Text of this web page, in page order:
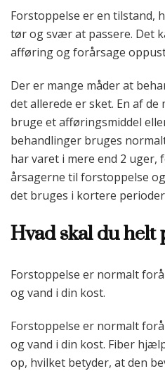
Forstoppelse er en tilstand,
tør og svær at passere. Det
afføring og forårsage
Der er mange måder at
det allerede er sket. En af
bruge et afføringsmiddel
behandlinger bruges
har varet i mere end 2 uger,
årsagerne til forstoppelse
det bruges i kortere
Hvad skal du
Forstoppelse er normalt
og vand i din kost.
Forstoppelse er normalt
og vand i din kost. Fiber
op, hvilket betyder, at den